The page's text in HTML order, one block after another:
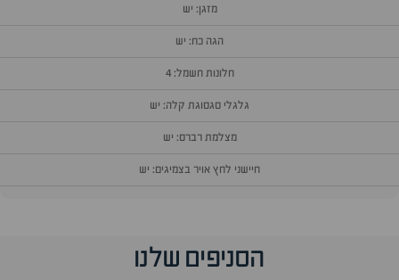
מזגן: יש
הגה כח: יש
חלונות חשמל: 4
גלגלי סגסוגת קלה: יש
מצלמת רברס: יש
חיישני לחץ אויר בצמיגים: יש
הסניפים שלנו